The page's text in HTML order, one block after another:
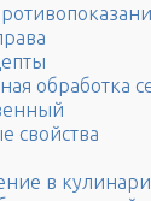
обработка
свойства
в